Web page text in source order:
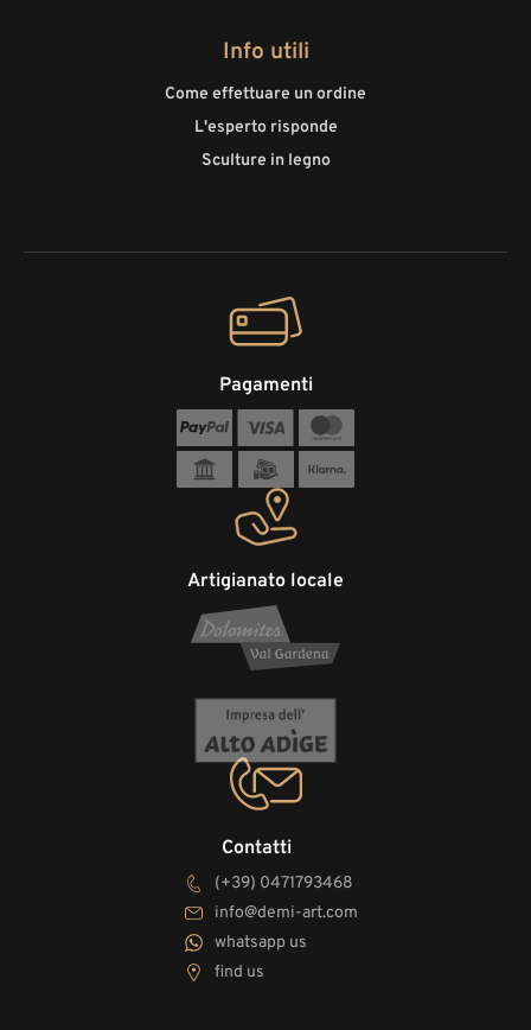
Info utili
Come effettuare un ordine
L'esperto risponde
Sculture in legno
Contatti
(+39) 0471793468
info@demi-art.com
whatsapp us
find us
Artigianato locale
Pagamenti